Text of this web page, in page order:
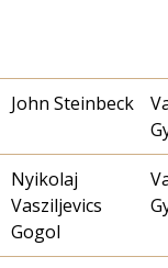
John Steinbeck
Nyikolaj
Vasziljevics
Gogol